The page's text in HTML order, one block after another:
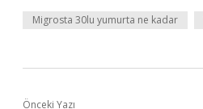
Migrosta 30lu yumurta ne kadar
Önceki Yazı